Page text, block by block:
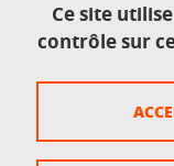
Données
Crédits
Ce site
contrôle sur